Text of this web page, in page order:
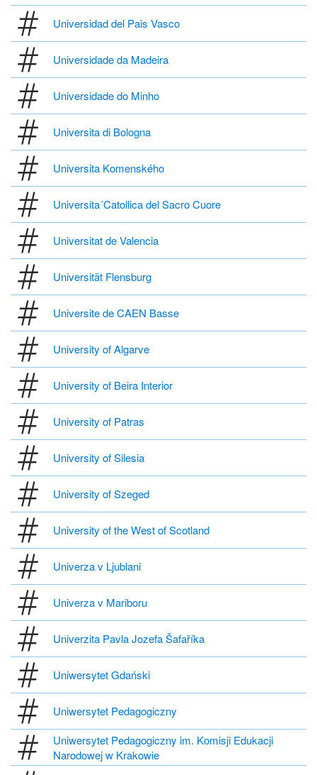
Universidad del Pais Vasco
Universidade da Madeira
Universidade do Minho
Universita di Bologna
Universita Komenského
Universita´Catollica del Sacro Cuore
Universitat de Valencia
Universität Flensburg
Universite de CAEN Basse
University of Algarve
University of Beira Interior
University of Patras
University of Silesia
University of Szeged
University of the West of Scotland
Univerza v Ljublani
Univerza v Mariboru
Univerzita Pavla Jozefa Šafaříka
Uniwersytet Gdański
Uniwersytet Pedagogiczny
Uniwersytet Pedagogiczny im. Komisji Edukacji
Narodowej w Krakowie